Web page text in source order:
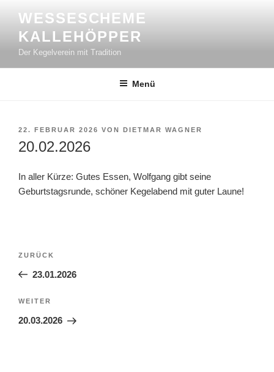
Inhalt
springen
WESSESCHEME
KALLEHÖPPER
Der Kegelverein mit Tradition
Menü
VERÖFFENTLICHT
AM
22. FEBRUAR 2026 VON DIETMAR WAGNER
20.02.2026
In aller Kürze: Gutes Essen, Wolfgang gibt seine
Geburtstagsrunde, schöner Kegelabend mit guter Laune!
Beitragsnavigation
Vorheriger
Beitrag
ZURÜCK
23.01.2026
Nächster
Beitrag
WEITER
20.03.2026